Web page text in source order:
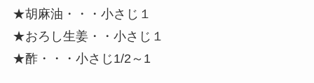
★胡麻油・・・小さじ１
★おろし生姜・・小さじ１
★酢・・・小さじ1/2～1